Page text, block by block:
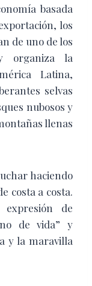
basada
los
de uno de los
organiza la
Latina,
selvas
nubosos y
llenas
haciendo
costa a costa.
de
de vida” y
y la maravilla